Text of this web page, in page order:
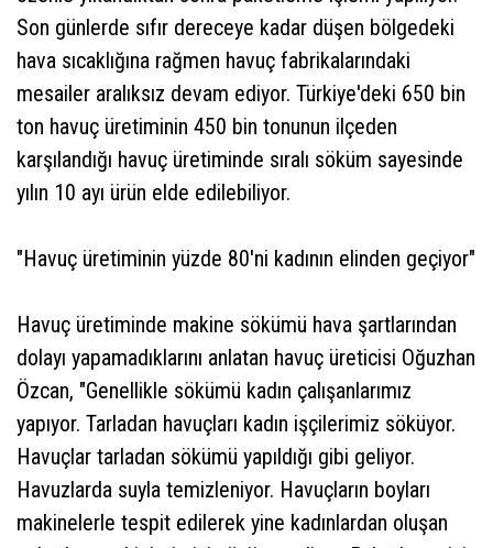
Son günlerde sıfır dereceye kadar düşen bölgedeki
hava sıcaklığına rağmen havuç fabrikalarındaki
mesailer aralıksız devam ediyor. Türkiye'deki 650 bin
ton havuç üretiminin 450 bin tonunun ilçeden
karşılandığı havuç üretiminde sıralı söküm sayesinde
yılın 10 ayı ürün elde edilebiliyor.
"Havuç üretiminin yüzde 80'ni kadının elinden geçiyor"
Havuç üretiminde makine sökümü hava şartlarından
dolayı yapamadıklarını anlatan havuç üreticisi Oğuzhan
Özcan, "Genellikle sökümü kadın çalışanlarımız
yapıyor. Tarladan havuçları kadın işçilerimiz söküyor.
Havuçlar tarladan sökümü yapıldığı gibi geliyor.
Havuzlarda suyla temizleniyor. Havuçların boyları
makinelerle tespit edilerek yine kadınlardan oluşan